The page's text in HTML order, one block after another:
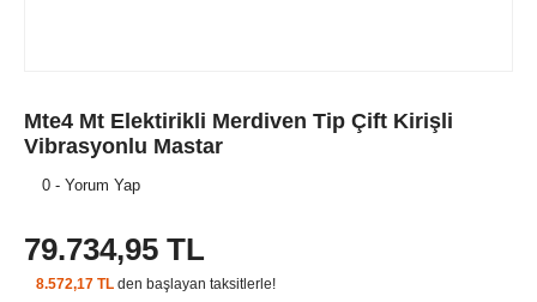
Mte4 Mt Elektirikli Merdiven Tip Çift Kirişli
Vibrasyonlu Mastar
0 - Yorum Yap
79.734,95 TL
8.572,17 TL den başlayan taksitlerle!